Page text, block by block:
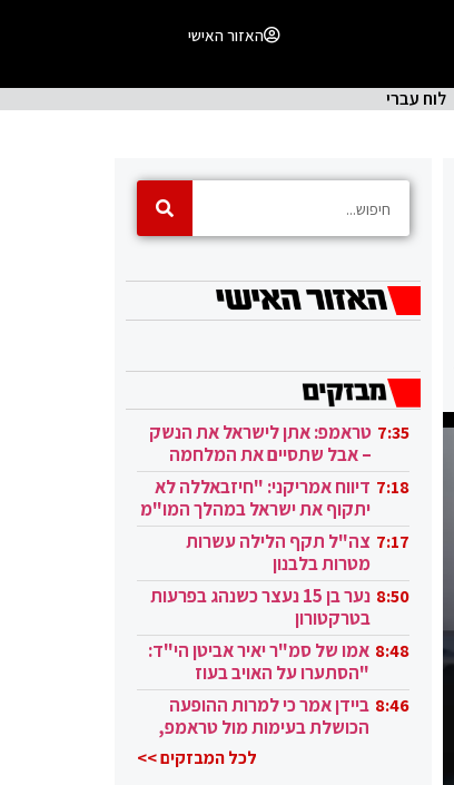
האזור האישי
לוח עברי
7:35 טראמפ: אתן לישראל את הנשק
– אבל שתסיים את המלחמה
בעזה 7:18 דיווח אמריקני: "חיזבאללה לא
יתקוף את ישראל במהלך המו"מ
בקטאר" 7:17 צה"ל תקף הלילה עשרות
מטרות בלבנון
8:50
נער בן 15 נעצר כשנהג בפרעות
בטרקטורון
8:48 אמו של סמ"ר יאיר אביטן הי"ד:
"הסתערו על האויב בעוז
ובגבורה" 8:46 ביידן אמר כי למרות ההופעה
הכושלת בעימות מול טראמפ,
לכל המבזקים >>